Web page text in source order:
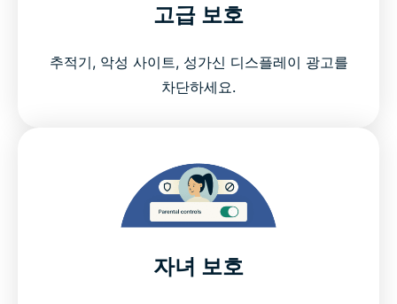
고급 보호
추적기, 악성 사이트, 성가신 디스플레이 광고를
차단하세요.
자녀 보호